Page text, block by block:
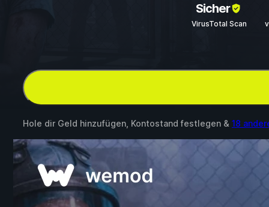
Sicher
VirusTotal Scan
Hole dir Geld hinzufügen, Kontostand festlegen & 18